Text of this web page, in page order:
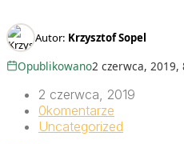
Autor: Krzysztof Sopel
Opublikowano2 czerwca, 2019,
2 czerwca, 2019
0komentarze
Uncategorized